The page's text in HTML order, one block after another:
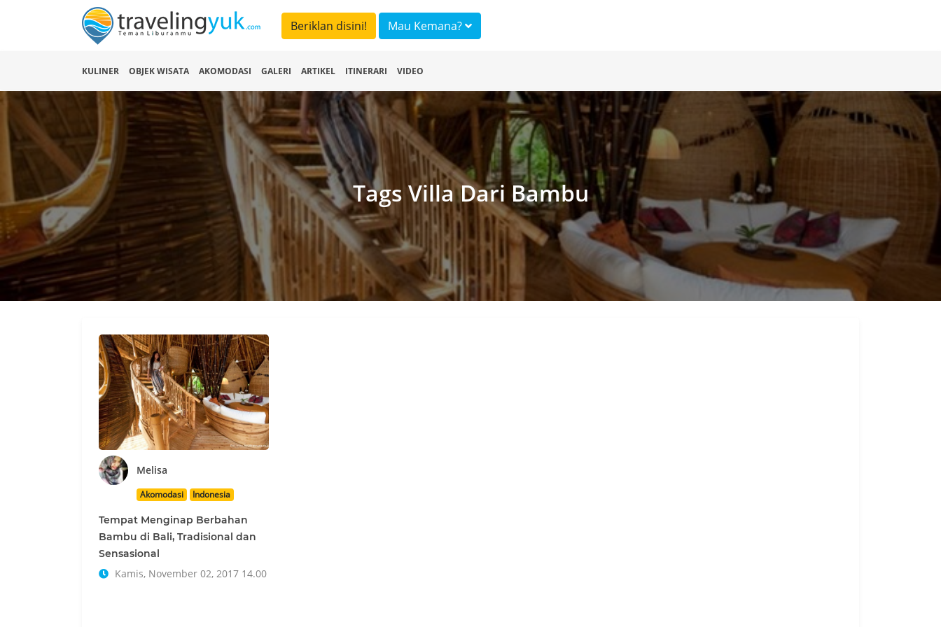
Beriklan disini! Mau Kemana?
KULINER OBJEK WISATA AKOMODASI GALERI ARTIKEL ITINERARI VIDEO
Tags Villa Dari Bambu
Melisa
Akomodasi Indonesia
Tempat Menginap Berbahan
Bambu di Bali, Tradisional dan
Sensasional
Kamis, November 02, 2017 14.00